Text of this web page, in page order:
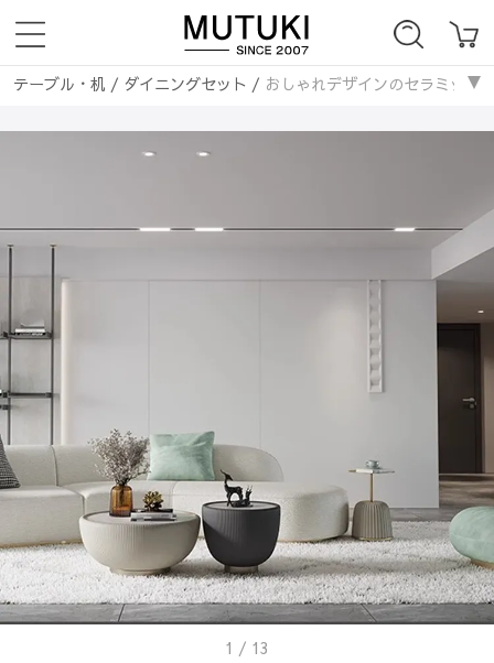
テーブル・机 / ダイニングセット / おしゃれデザインのセラミッ
ダイニングテーブル/セラミックダイニングテーブル/おしゃれデ
1 / 13